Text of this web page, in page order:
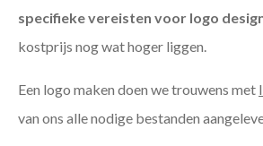
specifieke vereisten voor logo
kostprijs nog wat hoger liggen.
Een logo maken doen we trouwens met
van ons alle nodige bestanden